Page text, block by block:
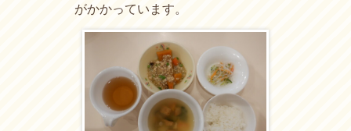
がかかっています。